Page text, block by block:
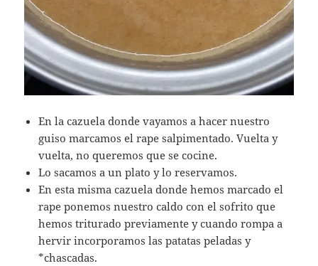
En la cazuela donde vayamos a hacer nuestro
guiso marcamos el rape salpimentado. Vuelta y
vuelta, no queremos que se cocine.
Lo sacamos a un plato y lo reservamos.
En esta misma cazuela donde hemos marcado el
rape ponemos nuestro caldo con el sofrito que
hemos triturado previamente y cuando rompa a
hervir incorporamos las patatas peladas y
*chascadas.